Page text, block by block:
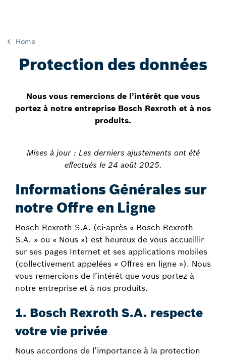
Home
Protection des données
Nous vous remercions de l’intérêt que vous
portez à notre entreprise Bosch Rexroth et à nos
produits.
Mises à jour : Les derniers ajustements ont été
effectués le 24 août 2025.
Informations Générales sur
notre Offre en Ligne
Bosch Rexroth S.A. (ci-après « Bosch Rexroth
S.A. » ou « Nous ») est heureux de vous accueillir
sur ses pages Internet et ses applications mobiles
(collectivement appelées « Offres en ligne »). Nous
vous remercions de l’intérêt que vous portez à
notre entreprise et à nos produits.
1. Bosch Rexroth S.A. respecte
votre vie privée
Nous accordons de l’importance à la protection